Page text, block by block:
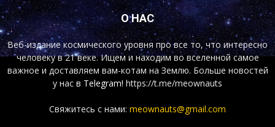
О НАС
Веб-издание космического уровня про все то, что интересно
человеку в 21 веке. Ищем и находим во вселенной самое
важное и доставляем вам-котам на Землю. Больше новостей
у нас в Telegram! https://t.me/meownauts
Свяжитесь с нами: meownauts@gmail.com